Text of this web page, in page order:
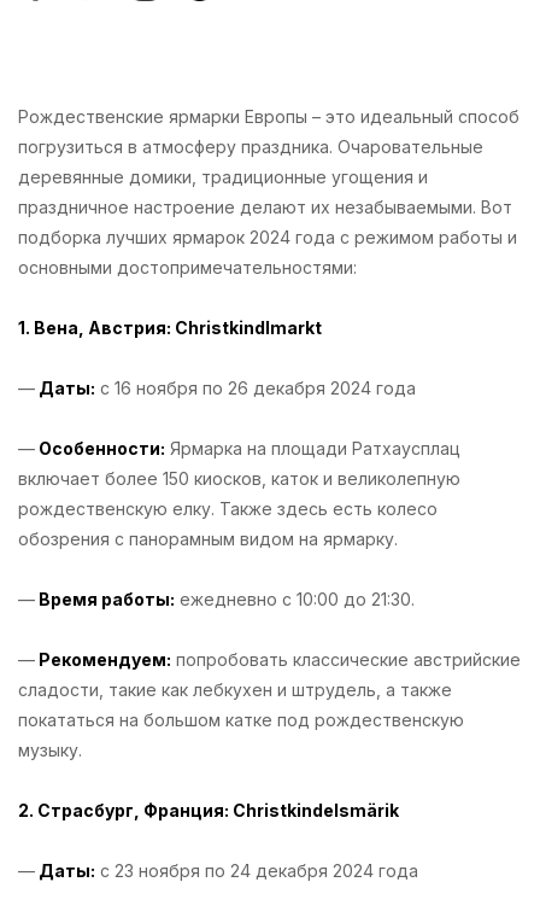
Рождественские ярмарки Европы – это идеальный способ
погрузиться в атмосферу праздника. Очаровательные
деревянные домики, традиционные угощения и
праздничное настроение делают их незабываемыми. Вот
подборка лучших ярмарок 2024 года с режимом работы и
основными достопримечательностями:
1. Вена, Австрия: Christkindlmarkt
— Даты: с 16 ноября по 26 декабря 2024 года
— Особенности: Ярмарка на площади Ратхаусплац
включает более 150 киосков, каток и великолепную
рождественскую елку. Также здесь есть колесо
обозрения с панорамным видом на ярмарку.
— Время работы: ежедневно с 10:00 до 21:30.
— Рекомендуем: попробовать классические австрийские
сладости, такие как лебкухен и штрудель, а также
покататься на большом катке под рождественскую
музыку.
2. Страсбург, Франция: Christkindelsmärik
— Даты: с 23 ноября по 24 декабря 2024 года